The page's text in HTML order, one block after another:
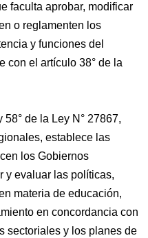
faculta aprobar, modificar
o reglamenten los
y funciones del
con el artículo 38° de la
58° de la Ley N° 27867,
establece las
los Gobiernos
y evaluar las políticas,
materia de educación,
en concordancia con
sectoriales y los planes de